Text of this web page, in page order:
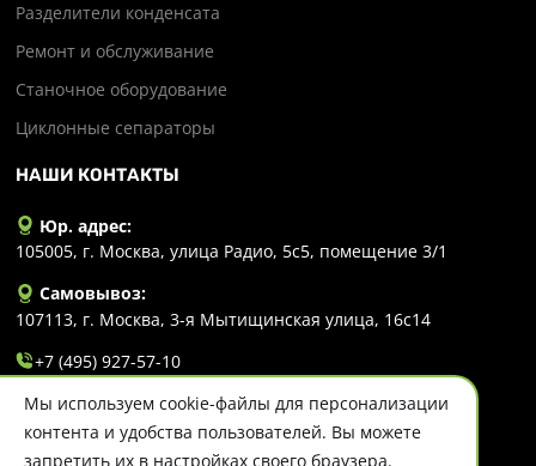
Разделители конденсата
Ремонт и обслуживание
Станочное оборудование
Циклонные сепараторы
НАШИ КОНТАКТЫ
Юр. адрес:
105005, г. Москва, улица Радио, 5с5, помещение 3/1
Самовывоз:
107113, г. Москва, 3-я Мытищинская улица, 16с14
+7 (495) 927-57-10
info@evlart.ru
Мы используем cookie-файлы для персонализации
контента и удобства пользователей. Вы можете
запретить их в настройках своего браузера.